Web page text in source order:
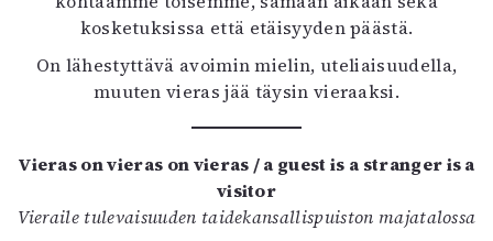
kosketuksissa että etäisyyden päästä.
On lähestyttävä avoimin mielin, uteliaisuudella,
muuten vieras jää täysin vieraaksi.
Vieras on vieras on vieras / a guest is a stranger is a
visitor
Vieraile tulevaisuuden taidekansallispuiston majatalossa